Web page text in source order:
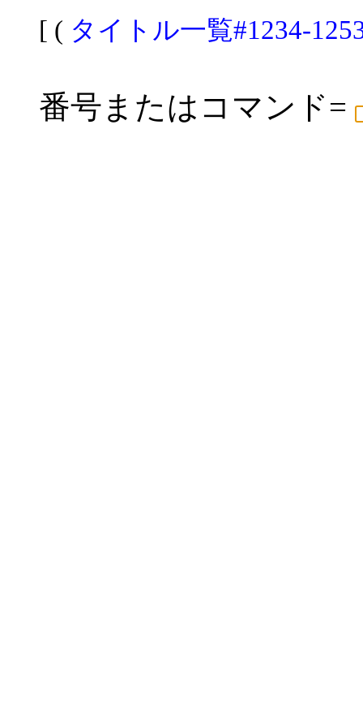
[ ( タイトル一覧#1234-
番号またはコマンド=